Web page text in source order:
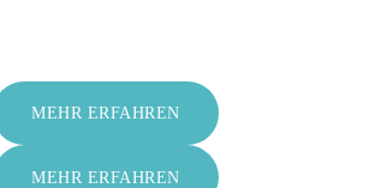
MEHR ERFAHREN
MEHR ERFAHREN